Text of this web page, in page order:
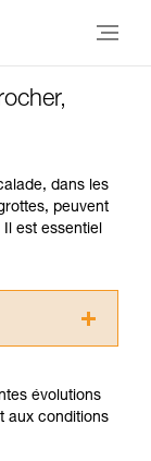
dans les
peuvent
est essentiel
les
pour
évolutions
aux conditions